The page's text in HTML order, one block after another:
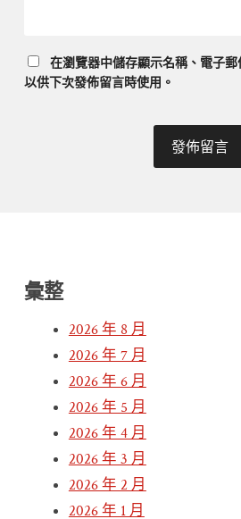
在瀏覽器中儲存顯示名稱、電子
以供下次發佈留言時使用。
彙整
2026 年 8 月
2026 年 7 月
2026 年 6 月
2026 年 5 月
2026 年 4 月
2026 年 3 月
2026 年 2 月
2026 年 1 月